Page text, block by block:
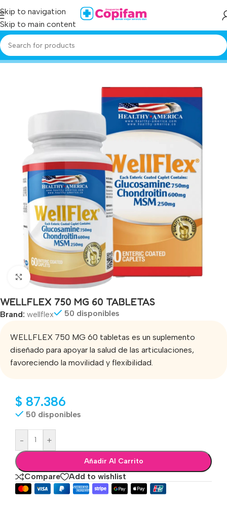
Skip to navigation
Skip to main content
Producto
Click to enlarge
WELLFLEX 750 MG 60 TABLETAS
Brand: wellflex 50 disponibles
WELLFLEX 750 MG 60 tabletas es un suplemento
diseñado para apoyar la salud de las articulaciones,
favoreciendo la movilidad y flexibilidad.
$ 87.386
50 disponibles
- +
Añadir Al Carrito
Compare Add to wishlist